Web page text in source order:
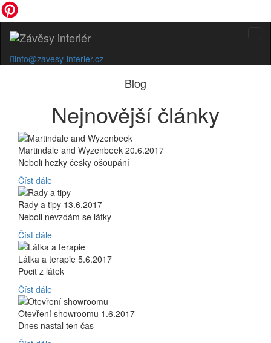
info@zavesy-interier.cz
Blog
Nejnovější články
Martindale and Wyzenbeek 20.6.2017
Neboli hezky česky ošoupání
Číst dále
Rady a tipy 13.6.2017
Neboli nevzdám se látky
Číst dále
Látka a terapie 5.6.2017
Pocit z látek
Číst dále
Otevření showroomu 1.6.2017
Dnes nastal ten čas